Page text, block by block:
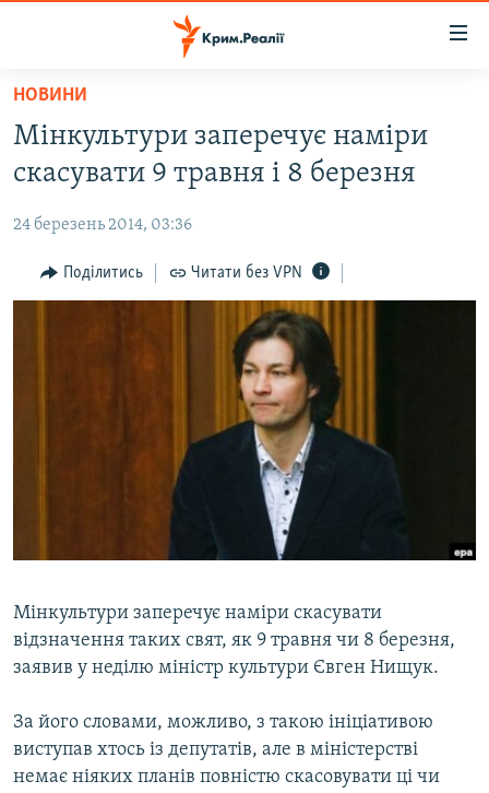
Перейти
основного
матеріалу
Перейти
до
навігації
Перейти
ВОДА.КРИМ
ВІДЕО ТА ФОТО
ПОЛІТИКА
БЛОГИ
ВІДЕОУРОКИ «ELIFBE»
ІНФОГРАФІКА
ЯК ОБІЙТИ БЛОКУВАННЯ
Qırımtatar
ДОЛУЧАЙСЯ!
Усі сайти RFE/RL
НОВИНИ
Мінкультури заперечує наміри
скасувати 9 травня і 8 березня
24 березень 2014, 03:36
Поділитись Читати без VPN
Мінкультури заперечує наміри скасувати
відзначення таких свят, як 9 травня чи 8 березня,
заявив у неділю міністр культури Євген Нищук.
За його словами, можливо, з такою ініціативою
виступав хтось із депутатів, але в міністерстві
немає ніяких планів повністю скасовувати ці чи